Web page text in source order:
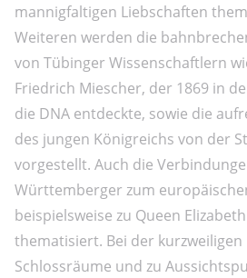
mannigfaltigen Liebschaften
Weiteren werden die
von Tübinger Wissenschaftlern
Friedrich Miescher, der 1869 in
die DNA entdeckte, sowie die
des jungen Königreichs von der
vorgestellt. Auch die
Württemberger zum
beispielsweise zu Queen
thematisiert. Bei der
Schlossräume und zu